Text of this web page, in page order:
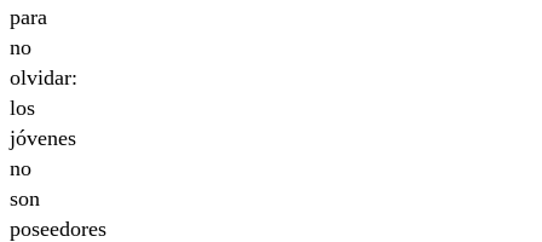
para
no
olvidar:
los
jóvenes
no
son
poseedores